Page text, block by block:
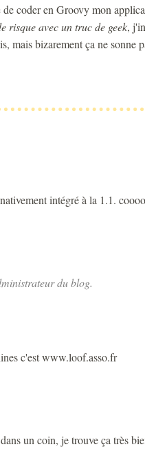
coder en Groovy mon
risque avec un truc de geek,
mais bizarement ça ne sonne
intégré à la 1.1.
du blog.
c'est www.loof.asso.fr
un coin, je trouve ça très